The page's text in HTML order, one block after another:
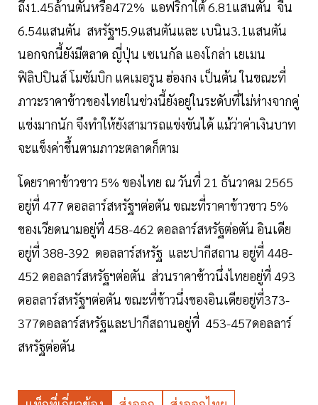
ถึง1.45ล้านตันหรือ472% แอฟริกาใต้ 6.81แสนตัน จีน
6.54แสนตัน สหรัฐฯ5.9แสนตันและ เบนิน3.1แสนตัน
นอกจกนี้ยังมีตลาด ญี่ปุ่น เซเนกัล แองโกล่า เยเมน
ฟิลิปปินส์ โมซัมบิก แคเมอรูน ฮ่องกง เป็นต้น ในขณะที่
ภาวะราคาข้าวของไทยในช่วงนี้ยังอยู่ในระดับที่ไม่ห่างจากคู่
แข่งมากนัก จึงทำให้ยังสามารถแข่งขันได้ แม้ว่าค่าเงินบาท
จะแข็งค่าขึ้นตามภาวะตลาดก็ตาม
โดยราคาข้าวขาว 5% ของไทย ณ วันที่ 21 ธันวาคม 2565
อยู่ที่ 477 ดอลลาร์สหรัฐฯต่อตัน ขณะที่ราคาข้าวขาว 5%
ของเวียดนามอยู่ที่ 458-462 ดอลลาร์สหรัฐต่อตัน อินเดีย
อยู่ที่ 388-392 ดอลลาร์สหรัฐ และปากีสถาน อยู่ที่ 448-
452 ดอลลาร์สหรัฐฯต่อตัน ส่วนราคาข้าวนึ่งไทยอยู่ที่ 493
ดอลลาร์สหรัฐฯต่อตัน ขณะที่ข้าวนึ่งของอินเดียอยู่ที่373-
377ดอลลาร์สหรัฐและปากีสถานอยู่ที่ 453-457ดอลลาร์
สหรัฐต่อตัน